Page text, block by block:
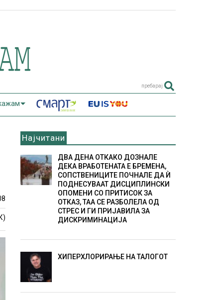
пребарај
Најчитани
ДВА ДЕНА ОТКАКО ДОЗНАЛЕ
ДЕКА ВРАБОТЕНАТА Е БРЕМЕНА,
СОПСТВЕНИЦИТЕ ПОЧНАЛЕ ДА Ѝ
ПОДНЕСУВААТ ДИСЦИПЛИНСКИ
ОПОМЕНИ СО ПРИТИСОК ЗА
ОТКАЗ, ТАА СЕ РАЗБОЛЕЛА ОД
СТРЕС И ГИ ПРИЈАВИЛА ЗА
ДИСКРИМИНАЦИЈА
ХИПЕРХЛОРИРАЊЕ НА ТАЛОГОТ